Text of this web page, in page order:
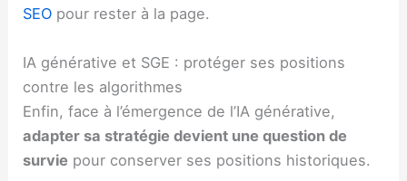
SEO pour rester à la page.
IA générative et SGE : protéger ses positions
contre les algorithmes
Enfin, face à l’émergence de l’IA générative,
adapter sa stratégie devient une question de
survie pour conserver ses positions historiques.